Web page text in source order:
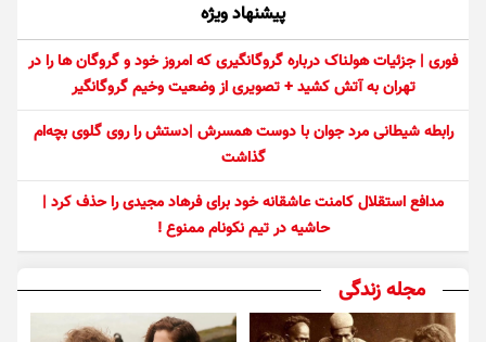
پیشنهاد ویژه
فوری | جزئیات هولناک درباره گروگانگیری که امروز خود و گروگان ها را در
تهران به آتش کشید + تصویری از وضعیت وخیم گروگانگیر
رابطه شیطانی مرد جوان با دوست همسرش |دستش را روی گلوی بچه‌ام
گذاشت
مدافع استقلال کامنت عاشقانه خود برای فرهاد مجیدی را حذف کرد |
حاشیه در تیم نکونام ممنوع !
مجله زندگی